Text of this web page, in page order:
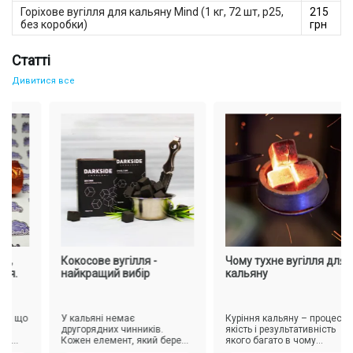
Горіхове вугілля для кальяну — ціна та фасування
Горіхове вугілля для кальяну Mind (1 кг, 72 шт, р25,
без коробки)
215
грн
Статті
Дивитися все
що
Кокосове вугілля -
найкращий вибір
У кальяні немає
другорядних чинників.
Кожен елемент, який бере
Чому тухне вугілля для
кальяну
Куріння кальяну – процес,
якість і результативність
якого багато в чому